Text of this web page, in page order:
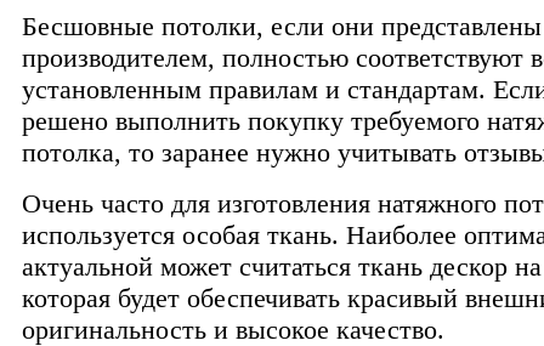
Бесшовные потолки, если они
производителем, полностью соответствуют
установленным правилам и стандартам.
решено выполнить покупку требуемого
потолка, то заранее нужно учитывать
Очень часто для изготовления натяжного
используется особая ткань. Наиболее
актуальной может считаться ткань дескор
которая будет обеспечивать красивый
оригинальность и высокое качество.